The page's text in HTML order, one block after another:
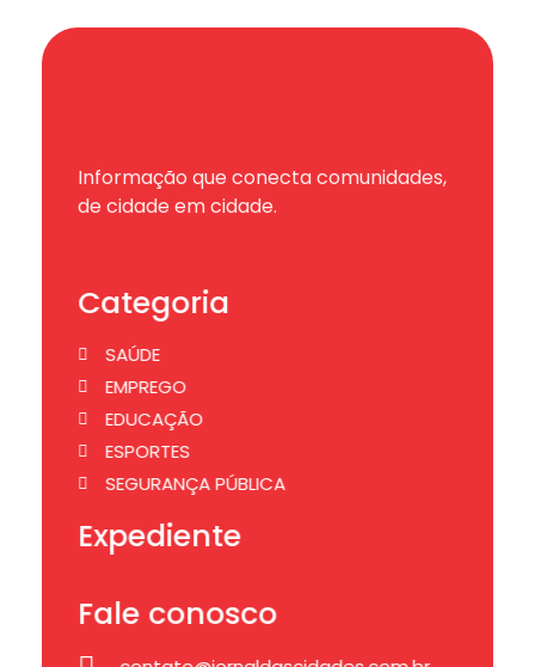
Informação que conecta comunidades,
de cidade em cidade.
Categoria
SAÚDE
EMPREGO
EDUCAÇÃO
ESPORTES
SEGURANÇA PÚBLICA
Expediente
Fale conosco